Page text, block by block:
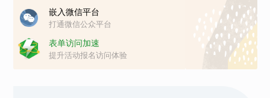
嵌入微信平台
打通微信公众平台
表单访问加速
提升活动报名访问体验